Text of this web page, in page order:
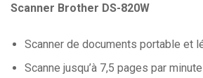
Scanner Brother DS-820W
Scanner de documents portable et
Scanne jusqu’à 7,5 pages par minute